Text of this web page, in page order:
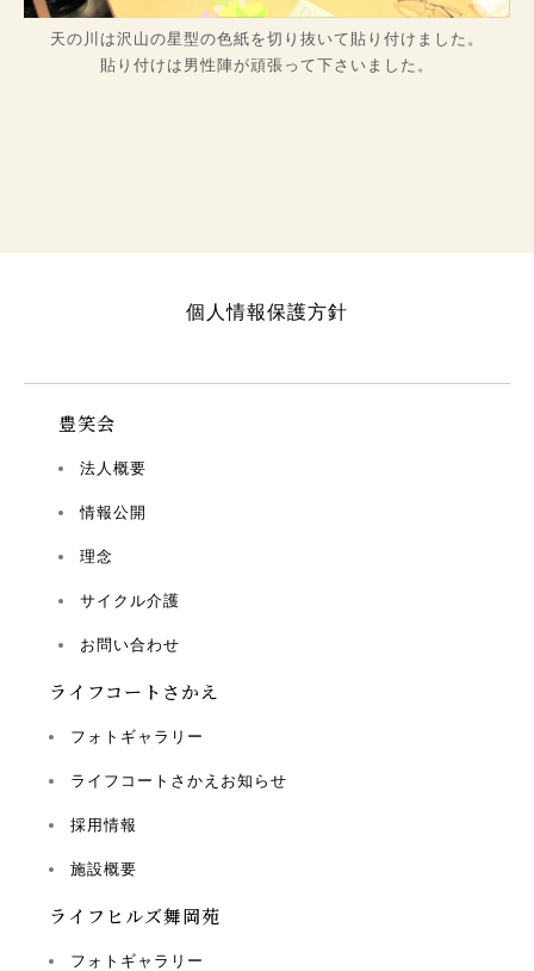
天の川は沢山の星型の色紙を切り抜いて貼り付けました。
貼り付けは男性陣が頑張って下さいました。
個人情報保護方針
豊笑会
法人概要
情報公開
理念
サイクル介護
お問い合わせ
ライフコートさかえ
フォトギャラリー
ライフコートさかえお知らせ
採用情報
施設概要
ライフヒルズ舞岡苑
フォトギャラリー